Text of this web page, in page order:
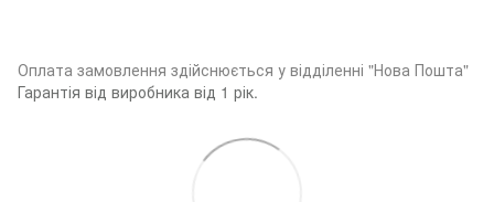
Оплата замовлення здійснюється у відділенні "Нова Пошта"
Гарантія від виробника від 1 рік.